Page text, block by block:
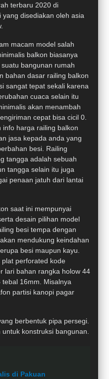
terbaru 2020 di
yang disediakan oleh asia
macam model salah
balkon biasanya
bangunan rumah
bahan dasar railing balkon
sangat tepat sekali karena
cuaca selain itu
akan menambah
cepat bisa cicil 0.
info harga railing balkon
jasa kepada anda yang
besi. Railing
tangga adalah sebuah
tangga selain itu juga
penaan jatuh dari lantai
saat ini mempunyai
desain pilihan model
besi tempa dengan
mendukung keindahan
besi maupun kayu.
perforated kode
lari bahan rangka holow 44
16mm. Misalnya
partisi kanopi pagar
berbentuk pipa persegi.
konstruksi bangunan.
di Pakuan